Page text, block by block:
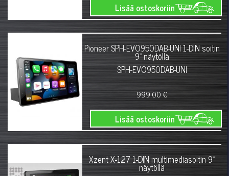
Lisää ostoskoriin
Pioneer SPH-EVO950DAB-UNI 1-DIN soitin
9" näytöllä
SPH-EVO950DAB-UNI
999.00 €
Lisää ostoskoriin
Xzent X-127 1-DIN multimediasoitin 9"
näytöllä